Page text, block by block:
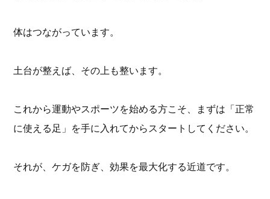
体はつながっています。
土台が整えば、その上も整います。
これから運動やスポーツを始める方こそ、まずは「正常
に使える足」を手に入れてからスタートしてください。
それが、ケガを防ぎ、効果を最大化する近道です。